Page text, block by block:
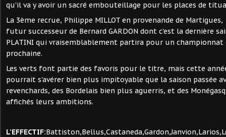
qu'il va y avoir un sacré embouteillage pour les places de
La 3ème recrue, Philippe MILLOT en provenande de
futur successeur de Bernard GARDON dont c'est la dernière
PLATINI qui vraisemblablement partira pour un championnat
prochaine.
Les verts font partie des favoris pour le titre, mais cette
pourrait s'avérer bien plus impitoyable que la saison passée
revenchards, des Bordelais bien plus aguerris, et des
affichés leurs ambitions.
L'EFFECTIF: